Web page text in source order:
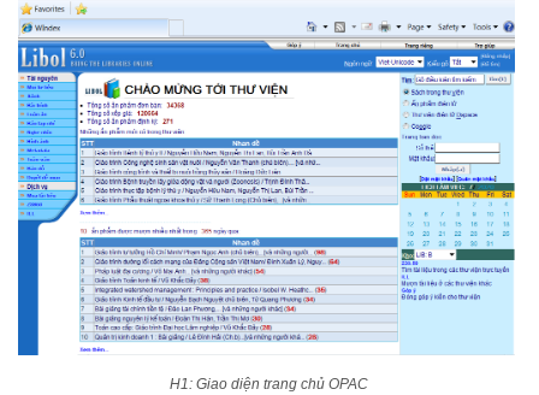
H1: Giao diện trang chủ OPAC